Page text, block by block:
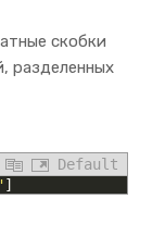
скобки
разделенных
Default
]